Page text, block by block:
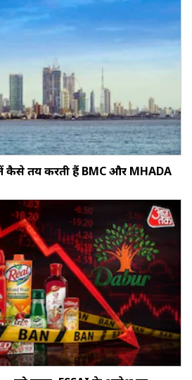
कैसे तय करती हैं BMC और MHADA